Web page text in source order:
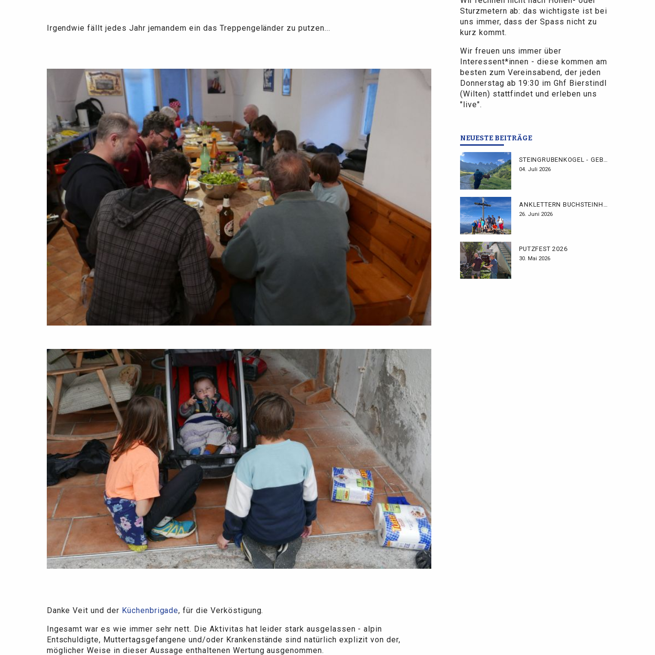
Irgendwie fällt jedes Jahr jemandem ein das Treppengeländer zu putzen...
Danke Veit und der Küchenbrigade, für die Verköstigung.
Ingesamt war es wie immer sehr nett. Die Aktivitas hat leider stark ausgelassen - alpin
Entschuldigte, Muttertagsgefangene und/oder Krankenstände sind natürlich explizit von der,
möglicher Weise in dieser Aussage enthaltenen Wertung ausgenommen.
Sturzmetern ab: das wichtigste ist bei
uns immer, dass der Spass nicht zu
kurz kommt.
Wir freuen uns immer über
Interessent*innen - diese kommen am
besten zum Vereinsabend, der jeden
Donnerstag ab 19:30 im Ghf Bierstindl
(Wilten) stattfindet und erleben uns
"live".
NEUESTE BEITRÄGE
04. Juli 2026
26. Juni 2026
PUTZFEST 2026
30. Mai 2026